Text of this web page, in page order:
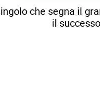
che segna il
il